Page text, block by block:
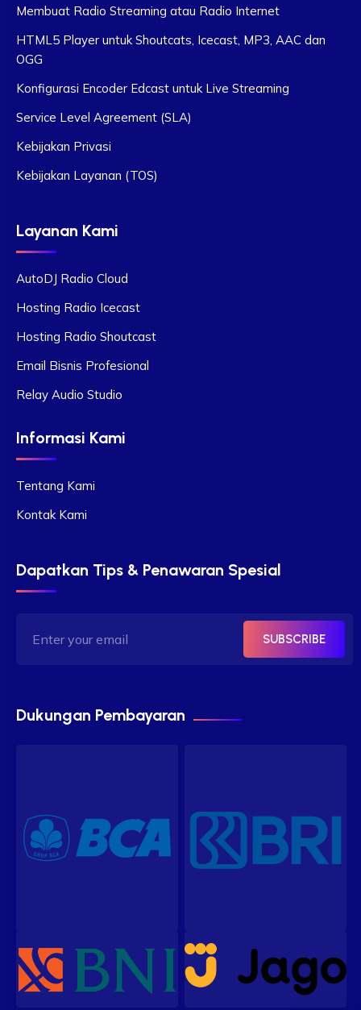
Membuat Radio Streaming atau Radio Internet
HTML5 Player untuk Shoutcats, Icecast, MP3, AAC dan
OGG
Konfigurasi Encoder Edcast untuk Live Streaming
Service Level Agreement (SLA)
Kebijakan Privasi
Kebijakan Layanan (TOS)
Layanan Kami
AutoDJ Radio Cloud
Hosting Radio Icecast
Hosting Radio Shoutcast
Email Bisnis Profesional
Relay Audio Studio
Informasi Kami
Tentang Kami
Kontak Kami
Dapatkan Tips & Penawaran Spesial
SUBSCRIBE
Dukungan Pembayaran